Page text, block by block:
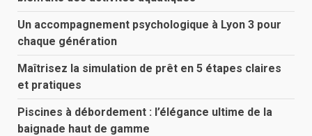
Un accompagnement psychologique à Lyon 3 pour
chaque génération
Maîtrisez la simulation de prêt en 5 étapes claires
et pratiques
Piscines à débordement : l’élégance ultime de la
baignade haut de gamme